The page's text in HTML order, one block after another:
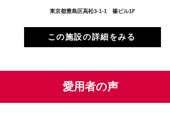
東京都豊島区高松3-1-1 篠ビル1F
この施設の詳細をみる
愛用者の声